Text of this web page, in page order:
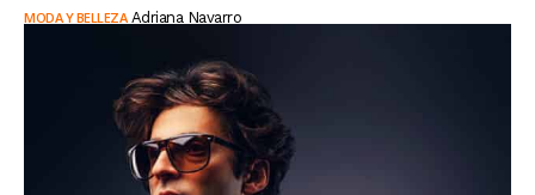
MODA Y BELLEZA Adriana Navarro